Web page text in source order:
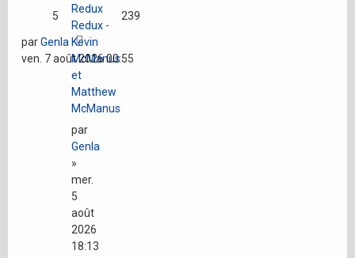
Redux
Redux -
Kevin
McManus
et
Matthew
McManus
par
Genla
»
mer.
5
août
2026
18:13
5 239
parGenla
ven. 7 août 2026 00:55